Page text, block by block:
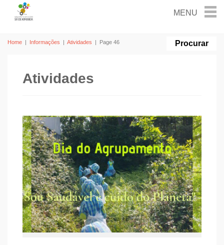
Home | Informações | Atividades | Page 46
Atividades